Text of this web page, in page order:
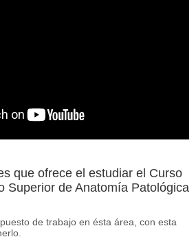
que ofrece el estudiar el Curso
Superior de Anatomía Patológica
de trabajo en ésta área, con esta